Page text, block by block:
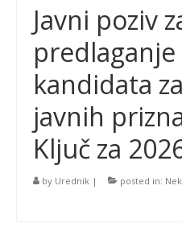
Javni poziv
predlaganje
kandidata
javnih
Ključ za
by Urednik | posted in: